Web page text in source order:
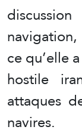
ce qu’elle
hostile
attaques
navires.